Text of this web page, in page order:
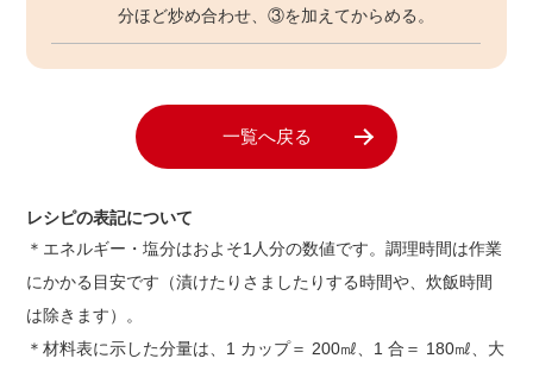
分ほど炒め合わせ、③を加えてからめる。
一覧へ戻る
レシピの表記について
＊エネルギー・塩分はおよそ1人分の数値です。調理時間は作業
にかかる目安です（漬けたりさましたりする時間や、炊飯時間
は除きます）。
＊材料表に示した分量は、1 カップ＝ 200㎖、1 合＝ 180㎖、大